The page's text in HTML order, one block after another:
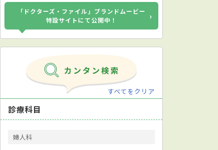
「ドクターズ・ファイル」ブランドムービー
特設サイトにて公開中！
›
すべてをクリア
診療科目
婦人科